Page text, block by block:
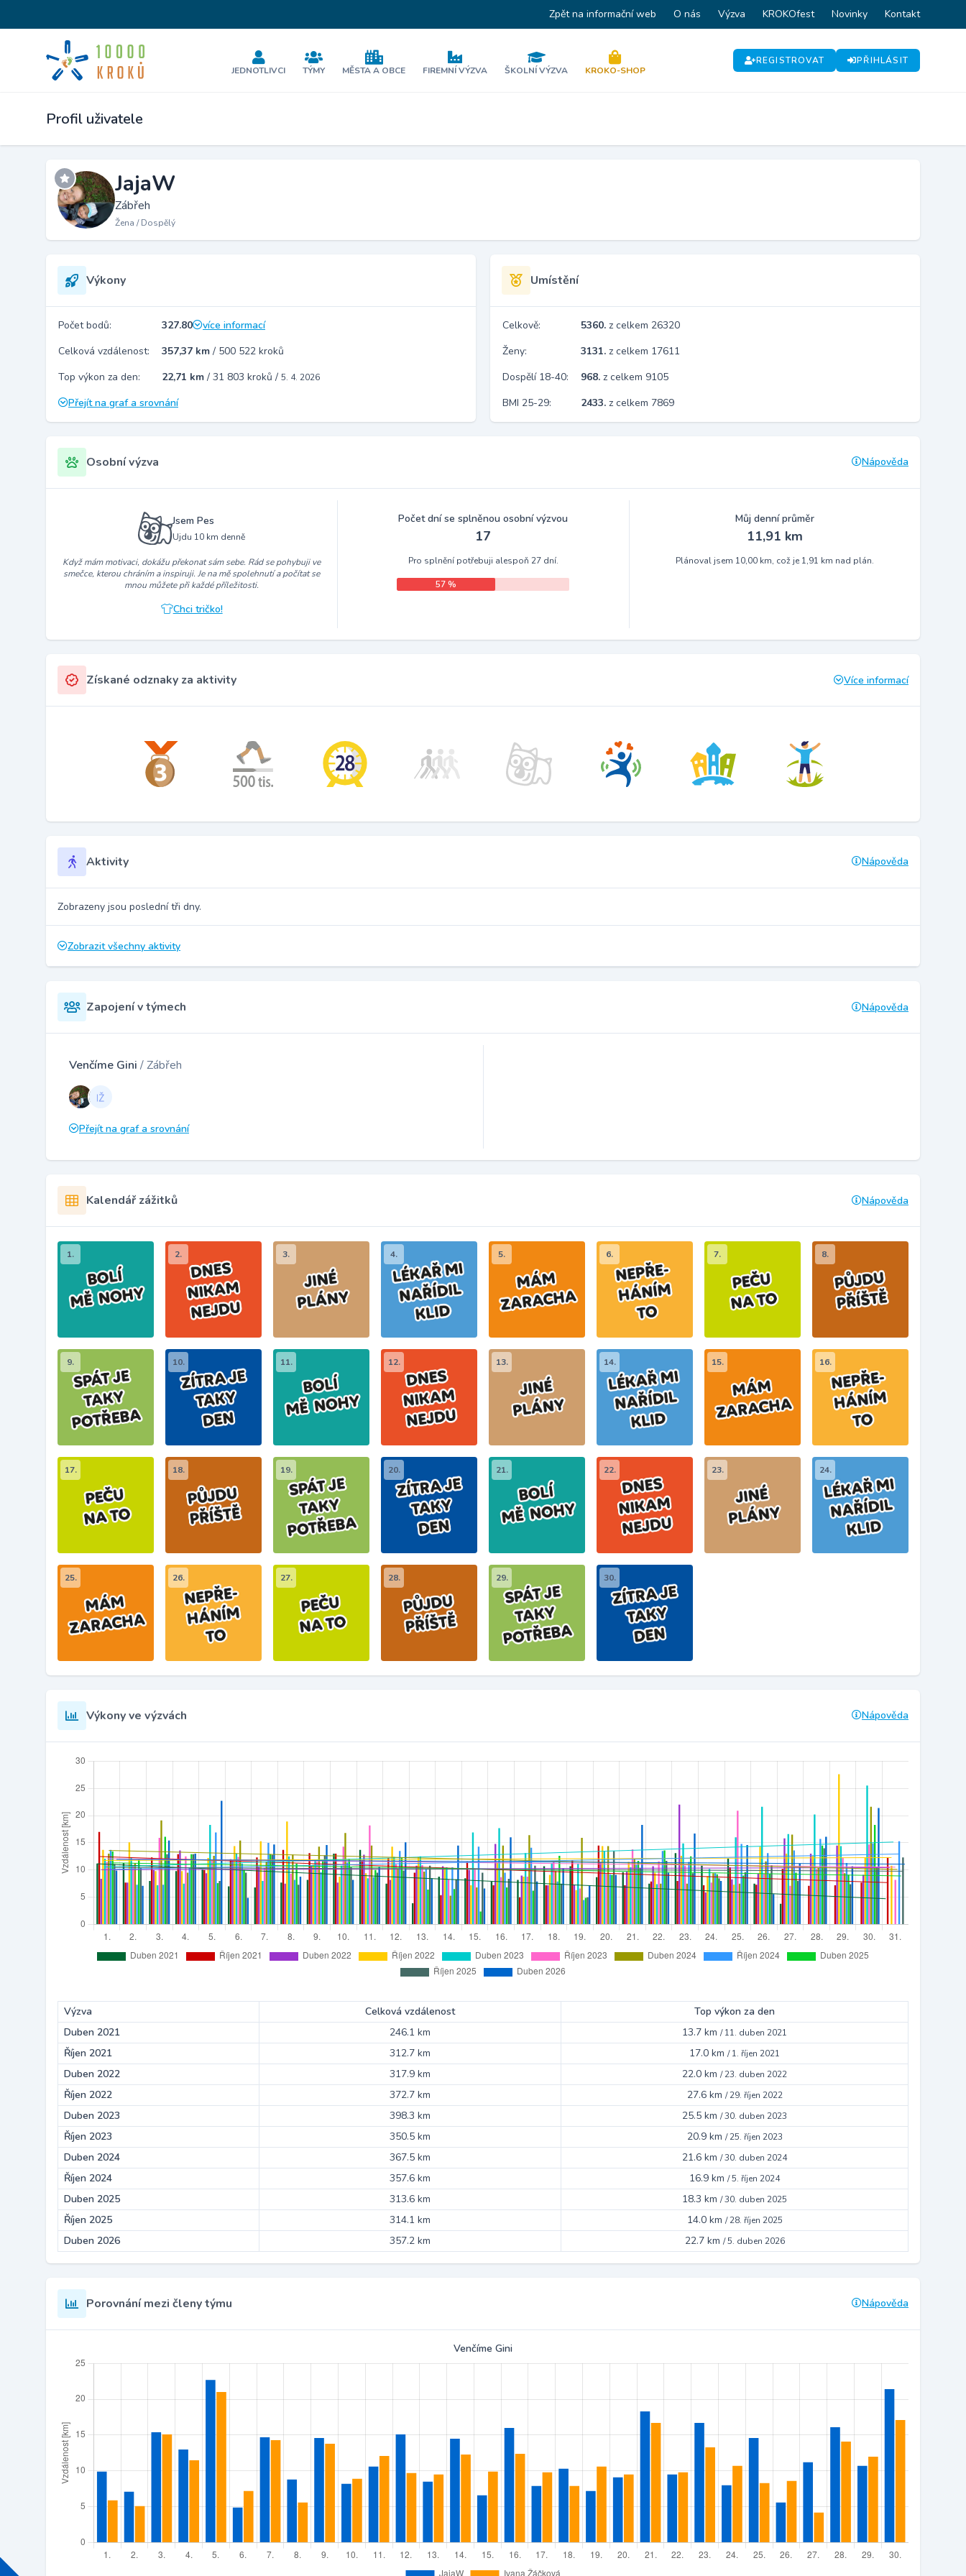
Zpět na informační web O nás Výzva KROKOfest Novinky Kontakt
JEDNOTLIVCI TÝMY MĚSTA A OBCE FIREMNÍ VÝZVA ŠKOLNÍ VÝZVA KROKO-SHOP
REGISTROVAT PŘIHLÁSIT
Profil uživatele
JajaW
Zábřeh
Žena / Dospělý
Výkony
Počet bodů: 327.80
více informací
Celková vzdálenost:
357,37 km / 500 522 kroků
Top výkon za den:
22,71 km / 31 803 kroků / 5. 4. 2026
Přejít na graf a srovnání
Umístění
Celkově: 5360. z celkem 26320
Ženy:
3131. z celkem 17611
Dospělí 18-40:
968. z celkem 9105
BMI 25-29:
2433. z celkem 7869
Osobní výzva Nápověda
Jsem Pes
Ujdu 10 km denně
Když mám motivaci, dokážu překonat sám sebe. Rád se pohybuji ve
smečce, kterou chráním a inspiruji. Je na mě spolehnutí a počítat se
mnou můžete při každé příležitosti.
Chci tričko!
Počet dní se splněnou osobní výzvou
17
Pro splnění potřebuji alespoň 27 dní.
57 %
Můj denní průměr
11,91 km
Plánoval jsem 10,00 km, což je 1,91 km nad plán.
Získané odznaky za aktivity Více informací
Aktivity Nápověda
Zobrazeny jsou poslední tři dny.
Zobrazit všechny aktivity
Zapojení v týmech Nápověda
Venčíme Gini / Zábřeh
Přejít na graf a srovnání
Kalendář zážitků Nápověda
1. 2. 3. 4. 5. 6. 7. 8.
9. 10. 11. 12. 13. 14. 15. 16.
17. 18. 19. 20. 21. 22. 23. 24.
25. 26. 27. 28. 29. 30.
Výkony ve výzvách Nápověda
Výzva Celková vzdálenost
Top výkon za den
Duben 2021
246.1 km 13.7 km /11. duben 2021
Říjen 2021 312.7 km 17.0 km /1. říjen 2021
Duben 2022 317.9 km 22.0 km /23. duben 2022
Říjen 2022 372.7 km 27.6 km /29. říjen 2022
Duben 2023 398.3 km 25.5 km /30. duben 2023
Říjen 2023 350.5 km 20.9 km /25. říjen 2023
Duben 2024 367.5 km 21.6 km /30. duben 2024
Říjen 2024 357.6 km 16.9 km /5. říjen 2024
Duben 2025 313.6 km 18.3 km /30. duben 2025
Říjen 2025 314.1 km 14.0 km /28. říjen 2025
Duben 2026 357.2 km 22.7 km /5. duben 2026
Porovnání mezi členy týmu Nápověda
Venčíme Gini